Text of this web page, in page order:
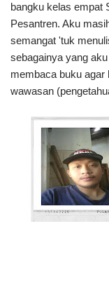
bangku kelas empat
Pesantren. Aku
semangat 'tuk
sebagainya yang
membaca buku agar
wawasan